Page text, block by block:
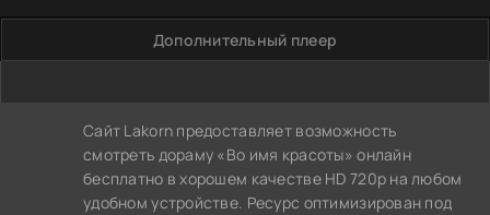
Дополнительный плеер
Сайт Lakorn предоставляет возможность
смотреть дораму «Во имя красоты» онлайн
бесплатно в хорошем качестве HD 720p на любом
удобном устройстве. Ресурс оптимизирован под